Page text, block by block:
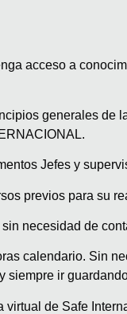
acceso a
generales de
Jefes y
previos para su
necesidad de
calendario. Sin
siempre ir
de Safe